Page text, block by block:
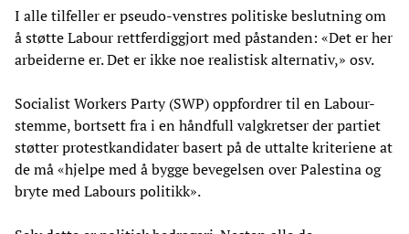
I alle tilfeller er pseudo-venstres politiske beslutning om
å støtte Labour rettferdiggjort med påstanden: «Det er her
arbeiderne er. Det er ikke noe realistisk alternativ,» osv.
Socialist Workers Party (SWP) oppfordrer til en Labour-
stemme, bortsett fra i en håndfull valgkretser der partiet
støtter protestkandidater basert på de uttalte kriteriene at
de må «hjelpe med å bygge bevegelsen over Palestina og
bryte med Labours politikk».